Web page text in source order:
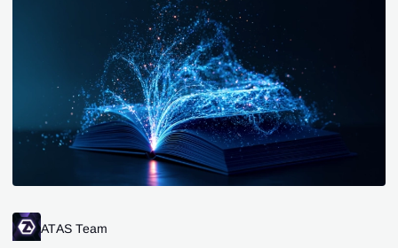
ATAS Team